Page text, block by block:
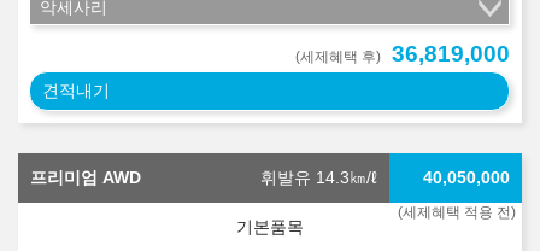
악세사리
(세제혜택 후) 36,819,000
견적내기
프리미엄 AWD 휘발유 14.3㎞/ℓ
(세제혜택 적용 전)
40,050,000